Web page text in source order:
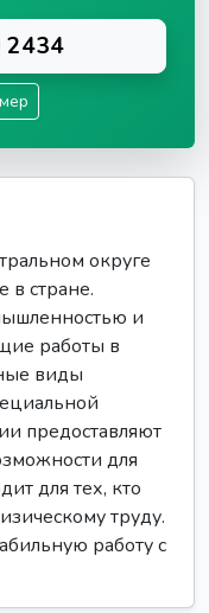
2434
округе
в стране.
и
работы в
виды
предоставляют
для
для тех, кто
труду.
работу с